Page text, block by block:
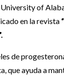
of
en la revista
de
que ayuda a